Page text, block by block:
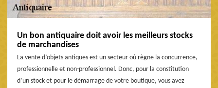
Un bon antiquaire doit avoir les meilleurs stocks
de marchandises
La vente d’objets antiques est un secteur où règne la concurrence,
professionnelle et non-professionnel. Donc, pour la constitution
d’un stock et pour le démarrage de votre boutique, vous avez